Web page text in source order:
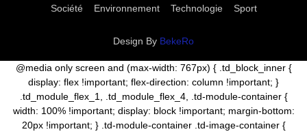
Société Environnement Technologie Sport
Design By BekeRo
@media only screen and (max-width: 767px) { .td_block_inner {
display: flex !important; flex-direction: column !important; }
.td_module_flex_1, .td_module_flex_4, .td-module-container {
width: 100% !important; display: block !important; margin-bottom:
20px !important; } .td-module-container .td-image-container {